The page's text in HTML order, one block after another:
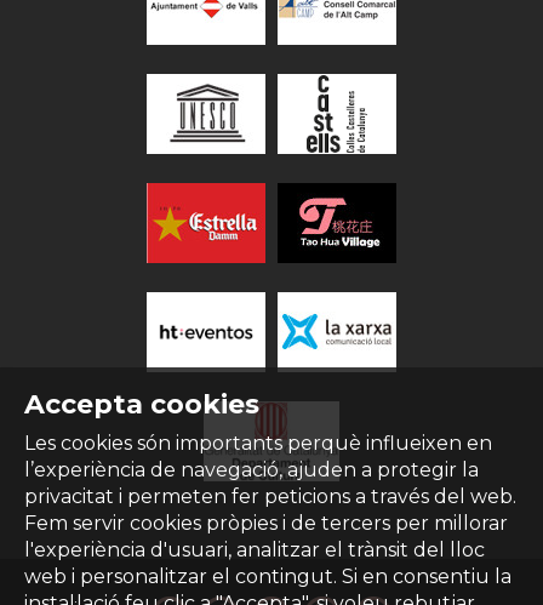
Accepta cookies
Les cookies són importants perquè influeixen en
l’experiència de navegació, ajuden a protegir la
privacitat i permeten fer peticions a través del web.
Fem servir cookies pròpies i de tercers per millorar
l'experiència d'usuari, analitzar el trànsit del lloc
web i personalitzar el contingut. Si en consentiu la